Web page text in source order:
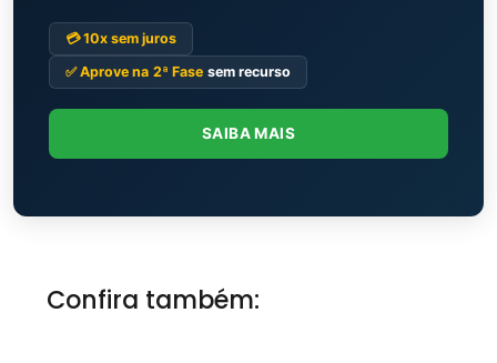
💳 10x sem juros
✅ Aprove na 2ª Fase sem recurso
SAIBA MAIS
Confira também: